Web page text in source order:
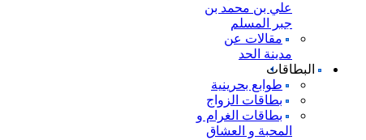
علي بن محمد بن
جبر المسلم
مقالات عن
مدينة الحد
البطاقات
طوابع بحرينية
بطاقات الزواج
بطاقات الغرام و
المحبة و العشاق